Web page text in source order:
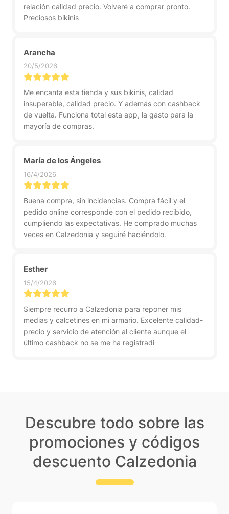
relación calidad precio. Volveré a comprar pronto.
Preciosos bikinis
Arancha
20/5/2026
Me encanta esta tienda y sus bikinis, calidad
insuperable, calidad precio. Y además con cashback
de vuelta. Funciona total esta app, la gasto para la
mayoría de compras.
María de los Ángeles
16/4/2026
Buena compra, sin incidencias. Compra fácil y el
pedido online corresponde con el pedido recibido,
cumpliendo las expectativas. He comprado muchas
veces en Calzedonia y seguiré haciéndolo.
Esther
15/4/2026
Siempre recurro a Calzedonia para reponer mis
medias y calcetines en mi armario. Excelente calidad-
precio y servicio de atención al cliente aunque el
último cashback no se me ha registradi
Descubre todo sobre las
promociones y códigos
descuento Calzedonia